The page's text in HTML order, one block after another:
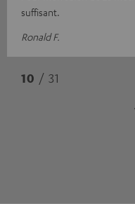
suffisant.
Ronald F.
10 / 31